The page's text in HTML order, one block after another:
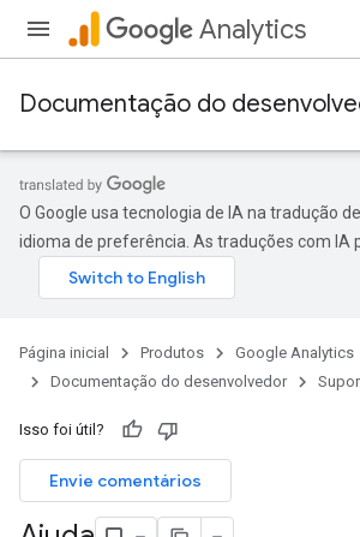
Analytics
Documentação do
O Google usa tecnologia de IA na tradução
idioma de preferência. As traduções com IA
Página inicial Produtos
Google Analytics
Documentação do desenvolvedor
Isso foi útil?
Envie comentários